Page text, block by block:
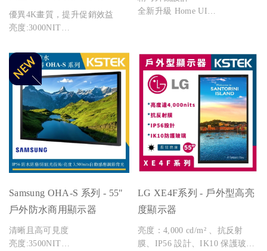
優異4K畫質，提升促銷效益
亮度:3000NIT
簡化內容管理
全新升級 Home UI
Samsung OHA-S 系列 - 55"
戶外防水商用顯示器
清晰且高可見度
亮度:3500NIT
LG XE4F系列 - 戶外型高亮
度顯示器
亮度：4,000 cd/m² 、抗反射
膜、IP56 設計、IK10 保護玻璃